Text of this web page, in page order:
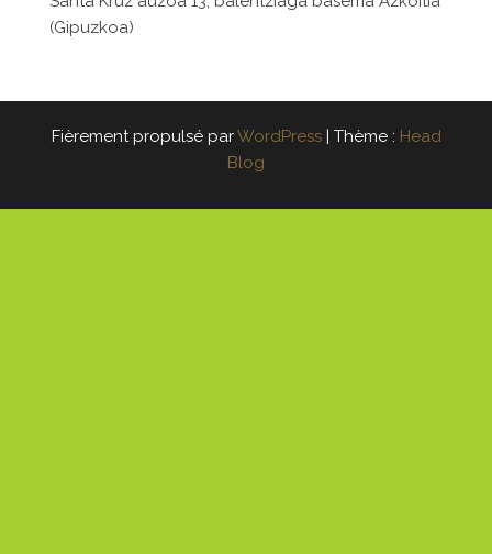
(Gipuzkoa)
Fièrement propulsé parWordPress | Thème : Head
Blog